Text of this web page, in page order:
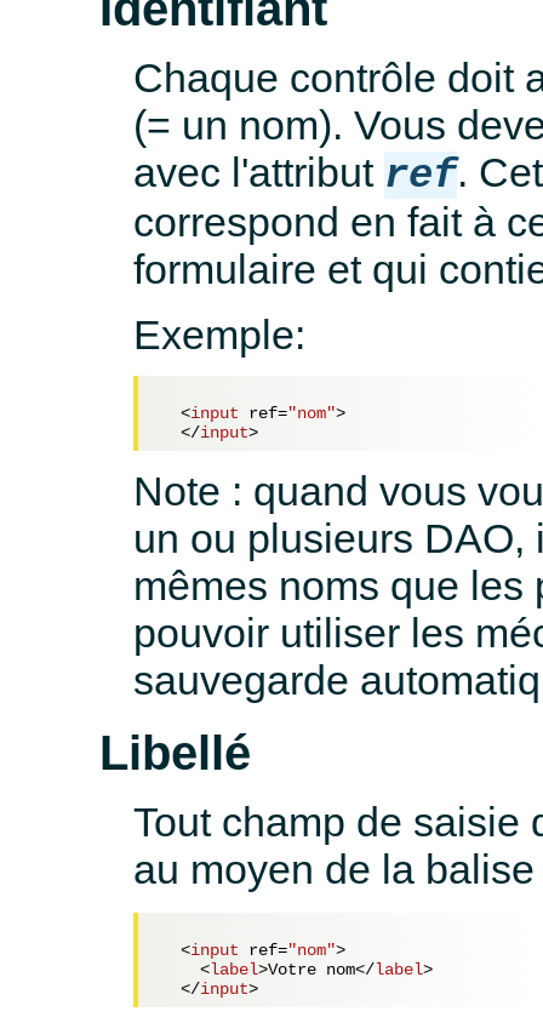
Chaque contrôle doit
(= un nom). Vous
avec l'attribut ref.
correspond en fait à
formulaire et qui
Exemple:
<input ref="nom">
</input>
Note : quand vous
un ou plusieurs
mêmes noms que les
pouvoir utiliser les
sauvegarde
Libellé
Tout champ de saisie
au moyen de la
<input ref="nom">
<label>Votre nom</label>
</input>